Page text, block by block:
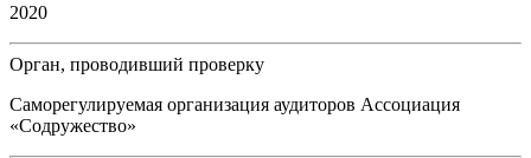
2020
Орган, проводивший проверку
Саморегулируемая организация аудиторов Ассоциация
«Содружество»